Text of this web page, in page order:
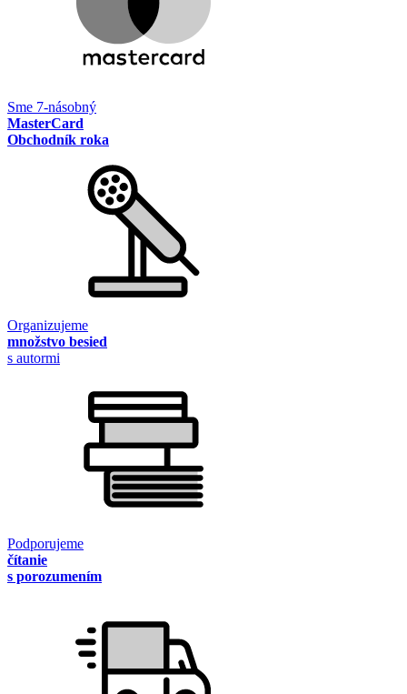
Sme 7-násobný
MasterCard
Obchodník roka
Organizujeme
množstvo besied
s autormi
Podporujeme
čítanie
s porozumením